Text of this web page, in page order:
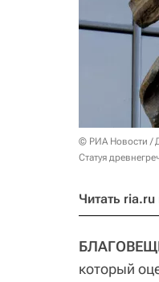
© РИА Новости /
Статуя
Читать ria.ru
который